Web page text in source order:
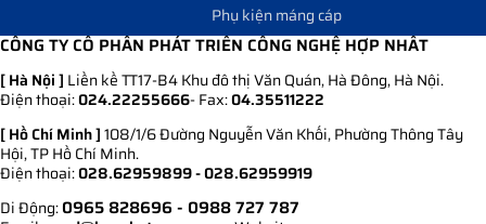
Phụ kiện máng cáp
CÔNG TY CỔ PHẦN PHÁT TRIỂN CÔNG NGHỆ HỢP NHẤT
[ Hà Nội ] Liền kề TT17-B4 Khu đô thị Văn Quán, Hà Đông, Hà Nội.
Điện thoại:024.22255666- Fax:04.35511222
[ Hồ Chí Minh ]108/1/6 Đường Nguyễn Văn Khối, Phường Thông Tây
Hội, TP Hồ Chí Minh.
Điện thoại:028.62959899 - 028.62959919
Di Động:0965 828696 - 0988 727 787